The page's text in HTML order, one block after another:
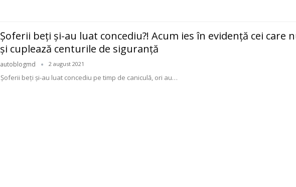
Șoferii beți și-au luat concediu?! Acum ies în evidență cei care
şi cuplează centurile de siguranță
autoblogmd 2 august 2021
Şoferii beţi şi-au luat concediu pe timp de caniculă, ori au…